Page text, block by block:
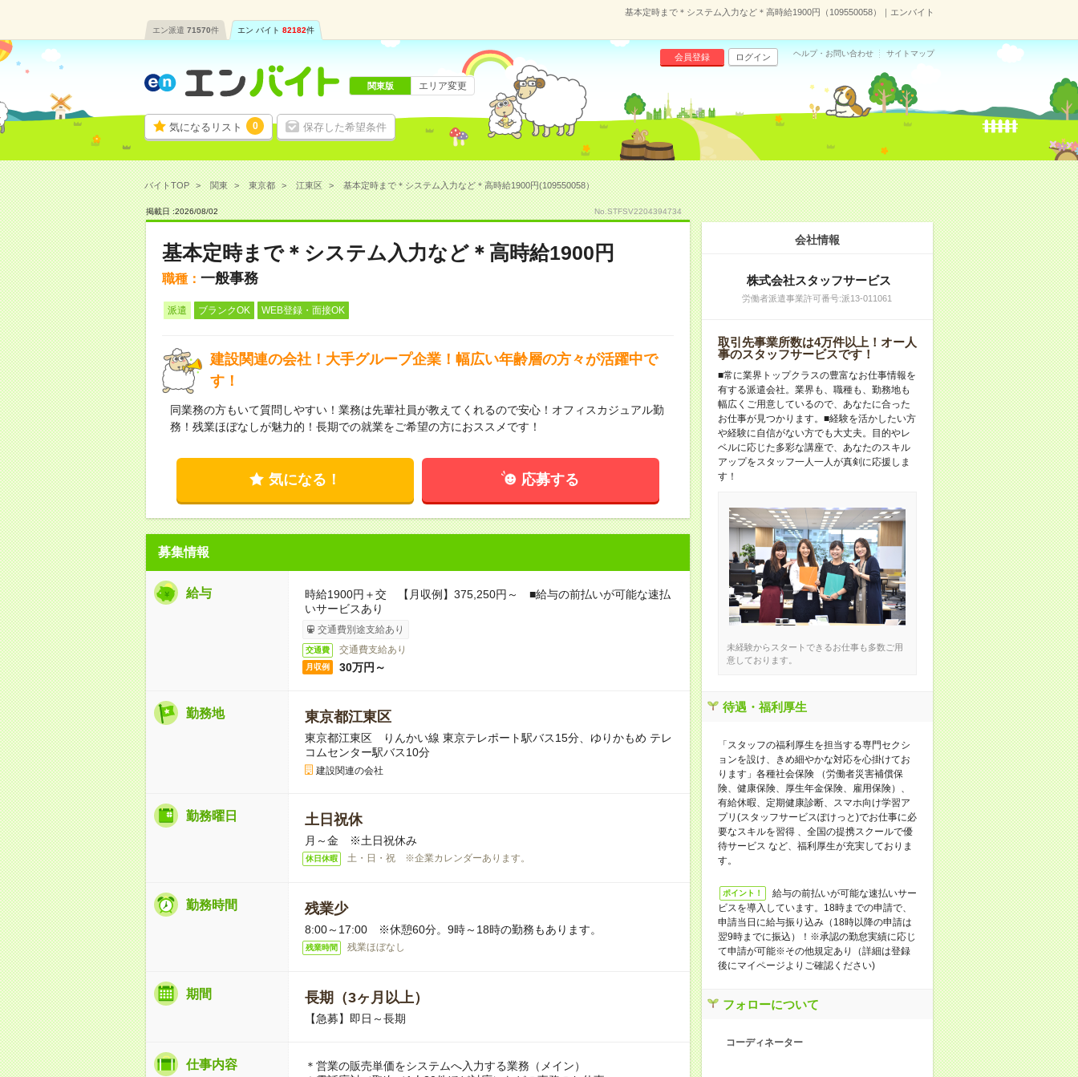
基本定時まで＊システム入力など＊高時給1900円（109550058）｜エンバイト
エン派遣 71570件 エン バイト 82182件
気になるリスト 0 保存した希望条件
会員登録 ログイン ヘルプ・お問い合わせ サイトマップ
関東版 エリア変更
バイトTOP 関東 東京都 江東区 基本定時まで＊システム入力など＊高時給1900円(109550058）
掲載日 :2026/08/02 No.STFSV2204394734
基本定時まで＊システム入力など＊高時給1900円
職種： 一般事務
派遣 ブランクOK WEB登録・面接OK
建設関連の会社！大手グループ企業！幅広い年齢層の方々が活躍中で
す！
同業務の方もいて質問しやすい！業務は先輩社員が教えてくれるので安心！オフィスカジュアル勤
務！残業ほぼなしが魅力的！長期での就業をご希望の方におススメです！
気になる！ 応募する
募集情報
給与
時給1900円＋交 【月収例】375,250円～ ■給与の前払いが可能な速払
いサービスあり
交通費別途支給あり
交通費 交通費支給あり
月収例 30万円～
勤務地 東京都江東区
東京都江東区 りんかい線 東京テレポート駅バス15分、ゆりかもめ テレ
コムセンター駅バス10分
建設関連の会社
勤務曜日 土日祝休
月～金 ※土日祝休み
休日休暇 土・日・祝 ※企業カレンダーあります。
勤務時間 残業少
8:00～17:00 ※休憩60分。9時～18時の勤務もあります。
残業時間 残業ほぼなし
期間 長期（3ヶ月以上）
【急募】即日～長期
仕事内容
＊営業の販売単価をシステムへ入力する業務（メイン）
会社情報
株式会社スタッフサービス
労働者派遣事業許可番号:派13-011061
取引先事業所数は4万件以上！オー人
事のスタッフサービスです！
■常に業界トップクラスの豊富なお仕事情報を
有する派遣会社。業界も、職種も、勤務地も
幅広くご用意しているので、あなたに合った
お仕事が見つかります。■経験を活かしたい方
や経験に自信がない方でも大丈夫。目的やレ
ベルに応じた多彩な講座で、あなたのスキル
アップをスタッフ一人一人が真剣に応援しま
す！
未経験からスタートできるお仕事も多数ご用
意しております。
待遇・福利厚生
「スタッフの福利厚生を担当する専門セクシ
ョンを設け、きめ細やかな対応を心掛けてお
ります」各種社会保険 （労働者災害補償保
険、健康保険、厚生年金保険、雇用保険）、
有給休暇、定期健康診断、スマホ向け学習ア
プリ(スタッフサービスぽけっと)でお仕事に必
要なスキルを習得 、全国の提携スクールで優
待サービス など、福利厚生が充実しておりま
す。
ポイント！
給与の前払いが可能な速払いサー
ビスを導入しています。18時までの申請で、
申請当日に給与振り込み（18時以降の申請は
翌9時までに振込）！※承認の勤怠実績に応じ
て申請が可能※その他規定あり（詳細は登録
後にマイページよりご確認ください)
フォローについて
コーディネーター